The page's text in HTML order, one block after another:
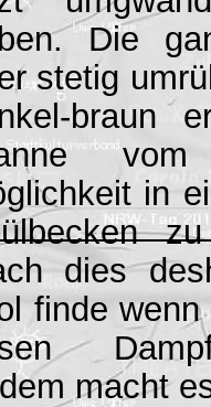
Die
stetig
braun
in
dies
finde
macht